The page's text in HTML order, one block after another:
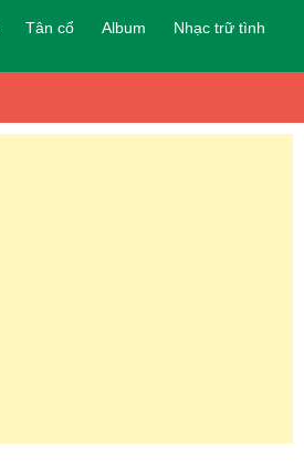
Tân cổ Album Nhạc trữ tình